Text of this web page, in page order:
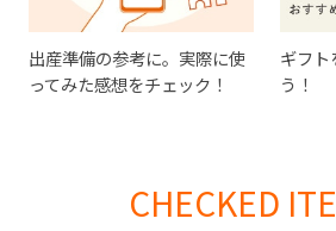
出産準備の参考に。実際に使
ってみた感想をチェック！
ギフト
う！
CHECKED